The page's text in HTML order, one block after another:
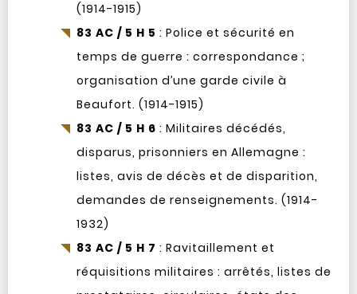
(1914-1915)
83 AC / 5 H 5 : Police et sécurité en
temps de guerre : correspondance ;
organisation d’une garde civile à
Beaufort. (1914-1915)
83 AC / 5 H 6 : Militaires décédés,
disparus, prisonniers en Allemagne :
listes, avis de décès et de disparition,
demandes de renseignements. (1914-
1932)
83 AC / 5 H 7 : Ravitaillement et
réquisitions militaires : arrêtés, listes de